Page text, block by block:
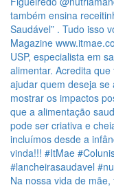
Na nossa vida de